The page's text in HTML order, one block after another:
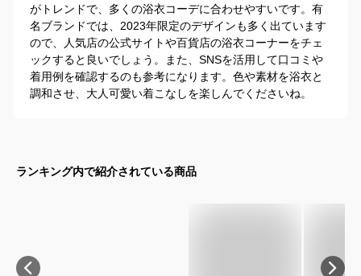
がトレンドで、多くの浴衣コーデに合わせやすいです。有
名ブランドでは、2023年限定のデザインも多く出ています
ので、人気店の公式サイトや百貨店の浴衣コーナーをチェ
ックすると良いでしょう。また、SNSを活用して口コミや
着用例を確認するのも参考になります。色や素材を浴衣と
調和させ、大人可愛い着こなしを楽しんでくださいね。
ランキング内で紹介されている商品